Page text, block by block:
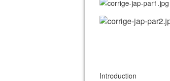
Introduction